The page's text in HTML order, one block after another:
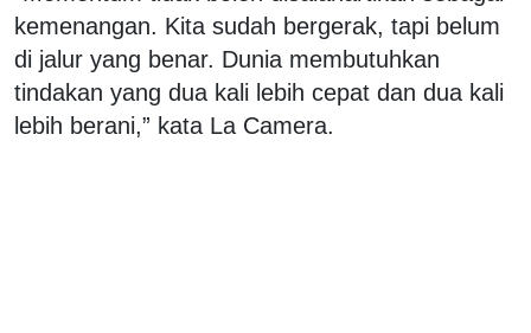
kemenangan. Kita sudah bergerak, tapi belum
di jalur yang benar. Dunia membutuhkan
tindakan yang dua kali lebih cepat dan dua kali
lebih berani,” kata La Camera.